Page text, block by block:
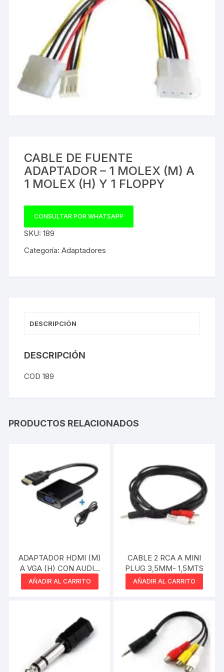
CABLE DE FUENTE
ADAPTADOR – 1 MOLEX (M) A
1 MOLEX (H) Y 1 FLOPPY
CONSULTAR POR WHATSAPP
SKU:189
Categoría:Adaptadores
DESCRIPCIÓN
DESCRIPCIÓN
COD 189
PRODUCTOS RELACIONADOS
ADAPTADOR HDMI (M)
A VGA (H) CON AUDIO
NEGRO BLISTER SIN
MARCA
AÑADIR AL CARRITO
CABLE 2 RCA A MINI
PLUG 3,5MM- 1,5MTS
AÑADIR AL CARRITO